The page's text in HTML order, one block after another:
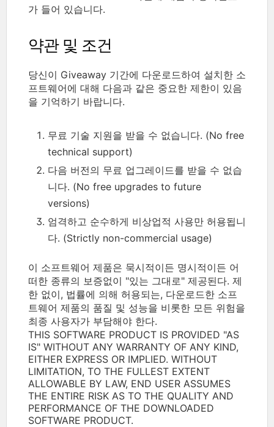
가 들어 있습니다.
약관 및 조건
당신이 Giveaway 기간에 다운로드하여 설치한 소
프트웨어에 대해 다음과 같은 중요한 제한이 있음
을 기억하기 바랍니다.
무료 기술 지원을 받을 수 없습니다. (No free
technical support)
다음 버전의 무료 업그레이드를 받을 수 없습
니다. (No free upgrades to future
versions)
엄격하고 순수하게 비상업적 사용만 허용됩니
다. (Strictly non-commercial usage)
이 소프트웨어 제품은 묵시적이든 명시적이든 어
떠한 종류의 보증없이 "있는 그대로" 제공된다. 제
한 없이, 법률에 의해 허용되는, 다운로드한 소프
트웨어 제품의 품질 및 성능을 비롯한 모든 위험을
최종 사용자가 부담해야 한다.
THIS SOFTWARE PRODUCT IS PROVIDED "AS
IS" WITHOUT ANY WARRANTY OF ANY KIND,
EITHER EXPRESS OR IMPLIED. WITHOUT
LIMITATION, TO THE FULLEST EXTENT
ALLOWABLE BY LAW, END USER ASSUMES
THE ENTIRE RISK AS TO THE QUALITY AND
PERFORMANCE OF THE DOWNLOADED
SOFTWARE PRODUCT.